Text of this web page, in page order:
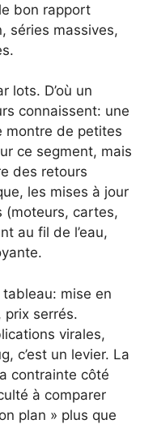
bon rapport
séries massives,
lots. D’où un
connaissent: une
montre de petites
ce segment, mais
des retours
les mises à jour
(moteurs, cartes,
au fil de l’eau,
mise en
prix serrés.
virales,
c’est un levier. La
contrainte côté
à comparer
plan » plus que